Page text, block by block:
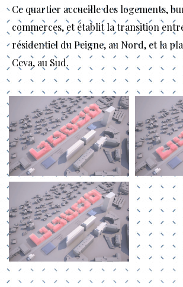
Ce quartier accueille des logements,
commerces, et établit la transition
résidentiel du Peigne, au Nord, et la
Ceva, au Sud.